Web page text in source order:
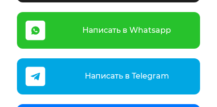
Написать в Whatsapp
Написать в Telegram